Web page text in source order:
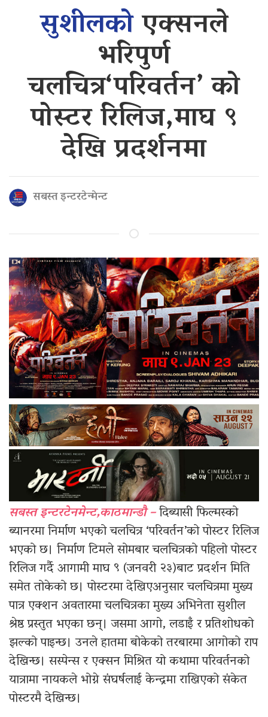
सुशीलकोएक्सनले
भरिपुर्ण
चलचित्र‘परिवर्तन’ को
पोस्टर रिलिज,माघ ९
देखि प्रदर्शनमा
सबस्त इन्टरटेन्मेन्ट
सबस्त इन्टरटेनमेन्ट,काठमान्डौ –दिब्यासी फिल्मस्को
ब्यानरमा निर्माण भएको चलचित्र ‘परिवर्तन’को पोस्टर रिलिज
भएको छ। निर्माण टिमले सोमबार चलचित्रको पहिलो पोस्टर
रिलिज गर्दै आगामी माघ ९ (जनवरी २३)बाट प्रदर्शन मिति
समेत तोकेको छ। पोस्टरमा देखिएअनुसार चलचित्रमा मुख्य
पात्र एक्शन अवतारमा चलचित्रका मुख्य अभिनेता सुशील
श्रेष्ठ प्रस्तुत भएका छन्। जसमा आगो, लडाइँ र प्रतिशोधको
झल्को पाइन्छ। उनले हातमा बोकेको तरबारमा आगोको राप
देखिन्छ। सस्पेन्स र एक्सन मिश्रित यो कथामा परिवर्तनको
यात्रामा नायकले भोग्ने संघर्षलाई केन्द्रमा राखिएको संकेत
पोस्टरमै देखिन्छ।